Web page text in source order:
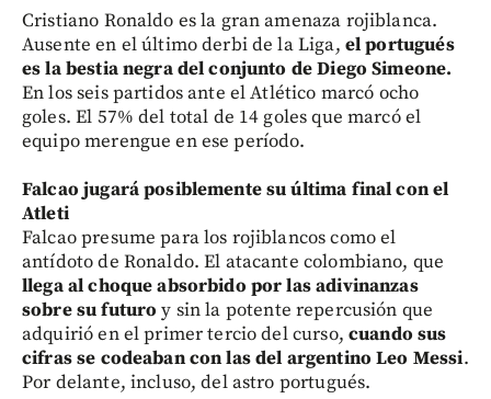
Cristiano Ronaldo es la gran amenaza rojiblanca.
Ausente en el último derbi de la Liga, el portugués
es la bestia negra del conjunto de Diego Simeone.
En los seis partidos ante el Atlético marcó ocho
goles. El 57% del total de 14 goles que marcó el
equipo merengue en ese período.
Falcao jugará posiblemente su última final con el
Atleti
Falcao presume para los rojiblancos como el
antídoto de Ronaldo. El atacante colombiano, que
llega al choque absorbido por las adivinanzas
sobre su futuro y sin la potente repercusión que
adquirió en el primer tercio del curso, cuando sus
cifras se codeaban con las del argentino Leo Messi.
Por delante, incluso, del astro portugués.